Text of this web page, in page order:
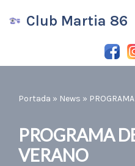
contenido
Club Martia 86
Portada » News »
PROGRAMA
VERANO